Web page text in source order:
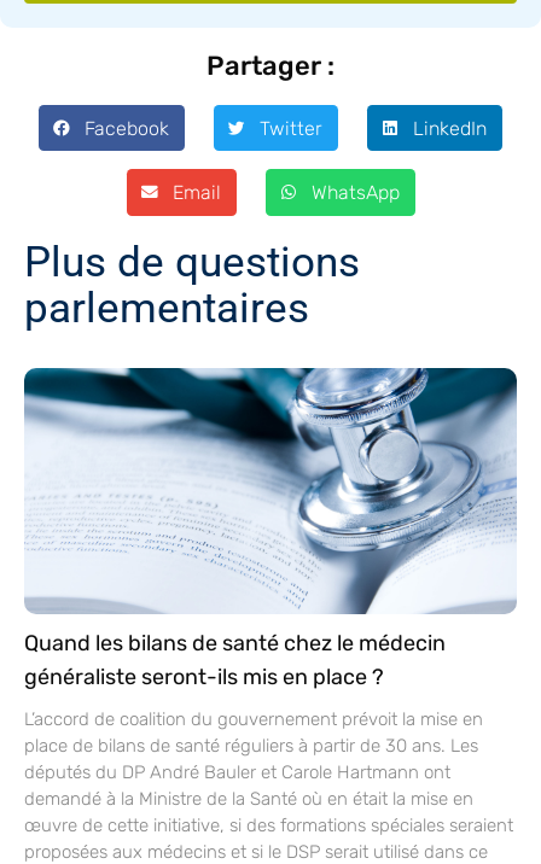
Partager :
Facebook Twitter LinkedIn
Email WhatsApp
Plus de questions
parlementaires
Quand les bilans de santé chez le médecin
généraliste seront-ils mis en place ?
L’accord de coalition du gouvernement prévoit la mise en
place de bilans de santé réguliers à partir de 30 ans. Les
députés du DP André Bauler et Carole Hartmann ont
demandé à la Ministre de la Santé où en était la mise en
œuvre de cette initiative, si des formations spéciales seraient
proposées aux médecins et si le DSP serait utilisé dans ce